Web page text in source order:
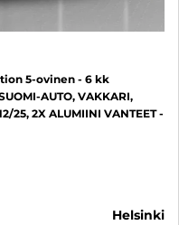
5-ovinen - 6 kk
AUTO, VAKKARI,
25, 2X ALUMIINI VANTEET -
helsinki